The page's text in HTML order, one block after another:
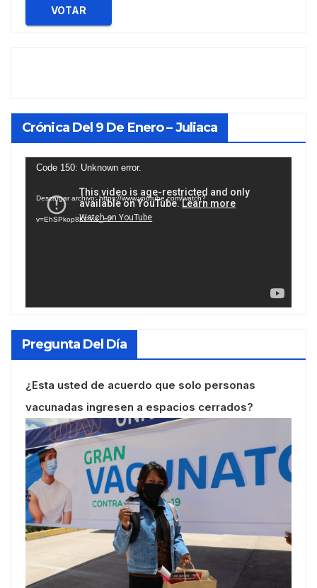
VOTAR
Crónica Del 9 De Enero – Juliaca
Reproductor
vídeo
Code 150: Unknown error.
Descargar archivo: https://www.youtube.com/watch?
v=EhSPkop8KPY&_=2
Pregunta Del Día
¿Esta usted de acuerdo que solo personas
vacunadas ingresen a espacios cerrados?